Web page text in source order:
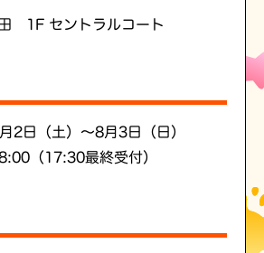
1F セントラルコート
2日（土）～8月3日（日）
（17:30最終受付）